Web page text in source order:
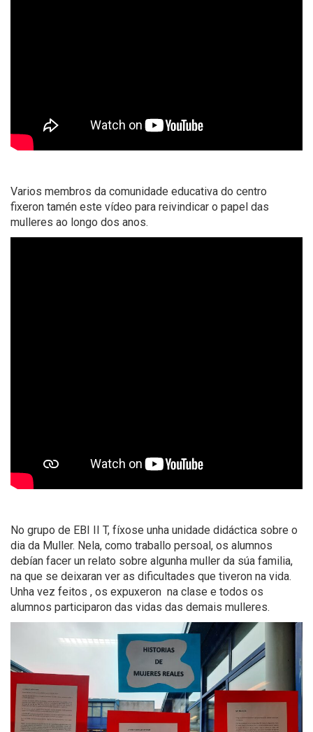
Varios membros da comunidade educativa do centro
fixeron tamén este vídeo para reivindicar o papel das
mulleres ao longo dos anos.
No grupo de EBI II T, fíxose unha unidade didáctica sobre o
dia da Muller. Nela, como traballo persoal, os alumnos
debían facer un relato sobre algunha muller da súa familia,
na que se deixaran ver as dificultades que tiveron na vida.
Unha vez feitos , os expuxeron na clase e todos os
alumnos participaron das vidas das demais mulleres.